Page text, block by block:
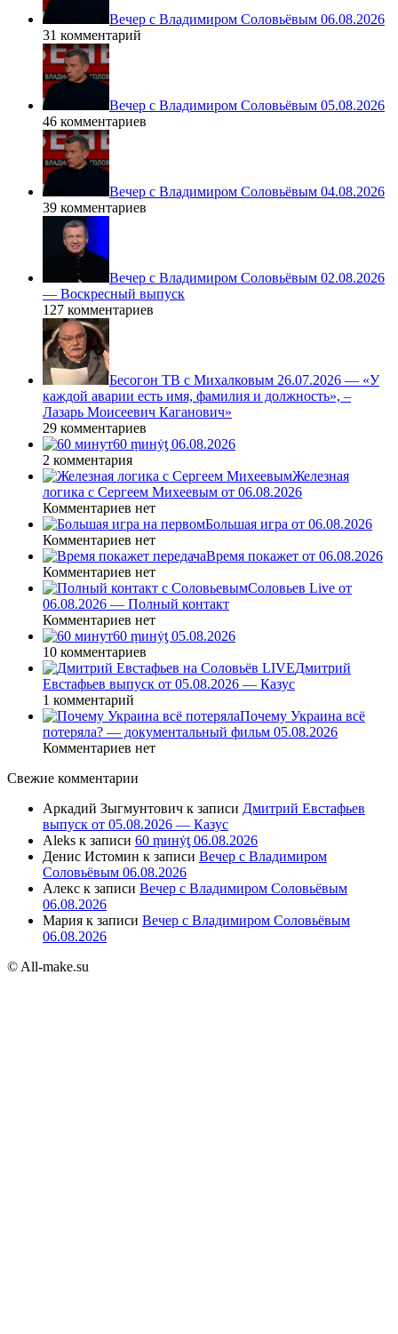
Вечер с Владимиром Соловьёвым 06.08.2026
31 комментарий
Вечер с Владимиром Соловьёвым 05.08.2026
46 комментариев
Вечер с Владимиром Соловьёвым 04.08.2026
39 комментариев
Вечер с Владимиром Соловьёвым 02.08.2026
— Воскресный выпуск
127 комментариев
Бесогон ТВ с Михалковым 26.07.2026 — «У
каждой аварии есть имя, фамилия и должность», –
Лазарь Моисеевич Каганович»
29 комментариев
60 ṃинẏƫ 06.08.2026
2 комментария
Железная
логика с Сергеем Михеевым от 06.08.2026
Комментариев нет
Большая игра от 06.08.2026
Комментариев нет
Время покажет от 06.08.2026
Комментариев нет
Соловьев Live от
06.08.2026 — Полный контакт
Комментариев нет
60 ṃинẏƫ 05.08.2026
10 комментариев
Дмитрий
Евстафьев выпуск от 05.08.2026 — Казус
1 комментарий
Почему Украина всё
потеряла? — документальный фильм 05.08.2026
Комментариев нет
Свежие комментарии
Аркадий Зыгмунтович к записи Дмитрий Евстафьев
выпуск от 05.08.2026 — Казус
Aleks к записи 60 ṃинẏƫ 06.08.2026
Денис Истомин к записи Вечер с Владимиром
Соловьёвым 06.08.2026
Алекс к записи Вечер с Владимиром Соловьёвым
06.08.2026
Мария к записи Вечер с Владимиром Соловьёвым
06.08.2026
© All-make.su